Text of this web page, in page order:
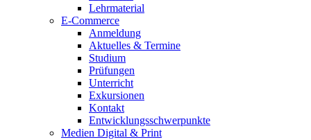
Lehrmaterial
E-Commerce
Anmeldung
Aktuelles & Termine
Studium
Prüfungen
Unterricht
Exkursionen
Kontakt
Entwicklungsschwerpunkte
Medien Digital & Print